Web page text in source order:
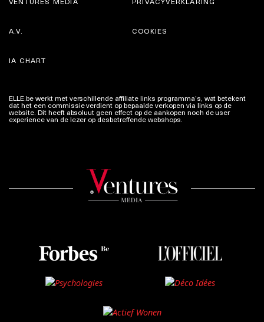
A.V.
IA CHART
COOKIES
ELLE.be werkt met verschillende affiliate links programma’s, wat betekent
dat het een commissie verdient op bepaalde verkopen via links op de
website. Dit heeft absoluut geen effect op de aankopen noch de user
experience van de lezer op desbetreffende webshops.